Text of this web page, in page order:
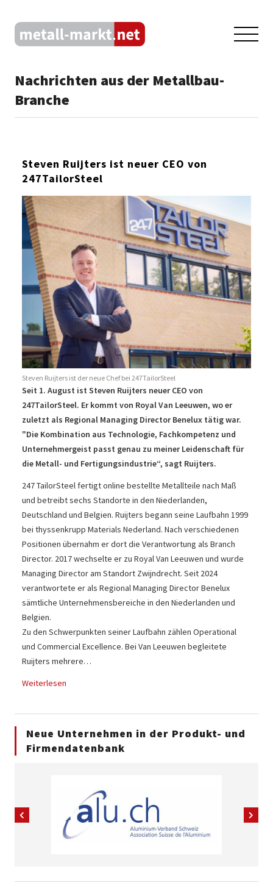
Nachrichten aus der Metallbau-
Branche
Steven Ruijters ist neuer CEO von
247TailorSteel
Steven Ruijters ist der neue Chef bei 247TailorSteel
Seit 1. August ist Steven Ruijters neuer CEO von
247TailorSteel. Er kommt von Royal Van Leeuwen, wo er
zuletzt als Regional Managing Director Benelux tätig war.
"Die Kombination aus Technologie, Fachkompetenz und
Unternehmergeist passt genau zu meiner Leidenschaft für
die Metall- und Fertigungsindustrie“, sagt Ruijters.
247 TailorSteel fertigt online bestellte Metallteile nach Maß
und betreibt sechs Standorte in den Niederlanden,
Deutschland und Belgien. Ruijters begann seine Laufbahn 1999
bei thyssenkrupp Materials Nederland. Nach verschiedenen
Positionen übernahm er dort die Verantwortung als Branch
Director. 2017 wechselte er zu Royal Van Leeuwen und wurde
Managing Director am Standort Zwijndrecht. Seit 2024
verantwortete er als Regional Managing Director Benelux
sämtliche Unternehmensbereiche in den Niederlanden und
Belgien.
Zu den Schwerpunkten seiner Laufbahn zählen Operational
und Commercial Excellence. Bei Van Leeuwen begleitete
Ruijters mehrere…
Weiterlesen
Neue Unternehmen in der Produkt- und
Firmendatenbank